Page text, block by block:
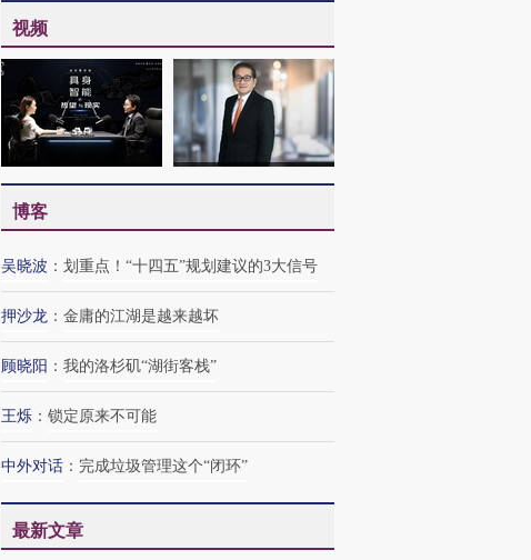
视频
博客
吴晓波 ： 划重点！“十四五”规划建议的3大信号
押沙龙 ： 金庸的江湖是越来越坏
顾晓阳 ： 我的洛杉矶“湖街客栈”
王烁 ： 锁定原来不可能
中外对话 ： 完成垃圾管理这个“闭环”
最新文章